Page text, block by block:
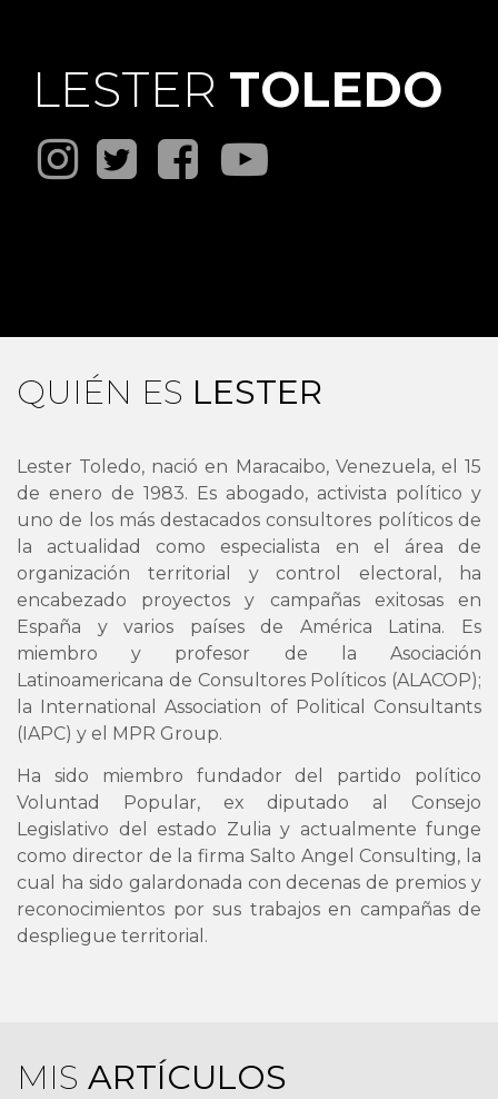
LESTER TOLEDO
QUIÉN ES LESTER
Lester Toledo, nació en Maracaibo, Venezuela, el 15
de enero de 1983. Es abogado, activista político y
uno de los más destacados consultores políticos de
la actualidad como especialista en el área de
organización territorial y control electoral, ha
encabezado proyectos y campañas exitosas en
España y varios países de América Latina. Es
miembro y profesor de la Asociación
Latinoamericana de Consultores Políticos (ALACOP);
la International Association of Political Consultants
(IAPC) y el MPR Group.
Ha sido miembro fundador del partido político
Voluntad Popular, ex diputado al Consejo
Legislativo del estado Zulia y actualmente funge
como director de la firma Salto Angel Consulting, la
cual ha sido galardonada con decenas de premios y
reconocimientos por sus trabajos en campañas de
despliegue territorial.
MIS ARTÍCULOS